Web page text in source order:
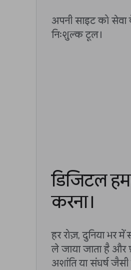
अपनी साइट को
निःशुल्क टूल।
डिजिटल
करना।
हर रोज़, दुनिया भर
ले जाया जाता है और
अशांति या संघर्ष